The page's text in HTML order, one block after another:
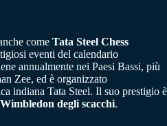
come Tata Steel Chess
eventi del calendario
annualmente nei Paesi Bassi, più
Zee, ed è organizzato
indiana Tata Steel. Il suo prestigio è
Wimbledon degli scacchi.